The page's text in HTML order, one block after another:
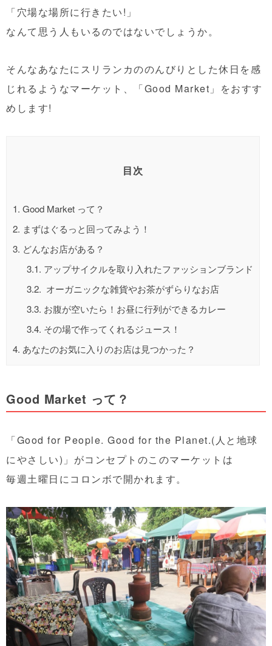
「穴場な場所に行きたい!」
なんて思う人もいるのではないでしょうか。
そんなあなたにスリランカののんびりとした休日を感
じれるようなマーケット、「Good Market」をおすす
めします!
目次
1. Good Market って？
2. まずはぐるっと回ってみよう！
3. どんなお店がある？
3.1. アップサイクルを取り入れたファッションブランド
3.2. オーガニックな雑貨やお茶がずらりなお店
3.3. お腹が空いたら！お昼に行列ができるカレー
3.4. その場で作ってくれるジュース！
4. あなたのお気に入りのお店は見つかった？
Good Market って？
「Good for People. Good for the Planet.(人と地球
にやさしい)」がコンセプトのこのマーケットは
毎週土曜日にコロンボで開かれます。